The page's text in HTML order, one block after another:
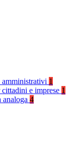
amministrativi 1
e imprese 1
4